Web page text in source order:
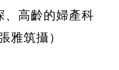
、高齡的婦產科
雅筑攝）